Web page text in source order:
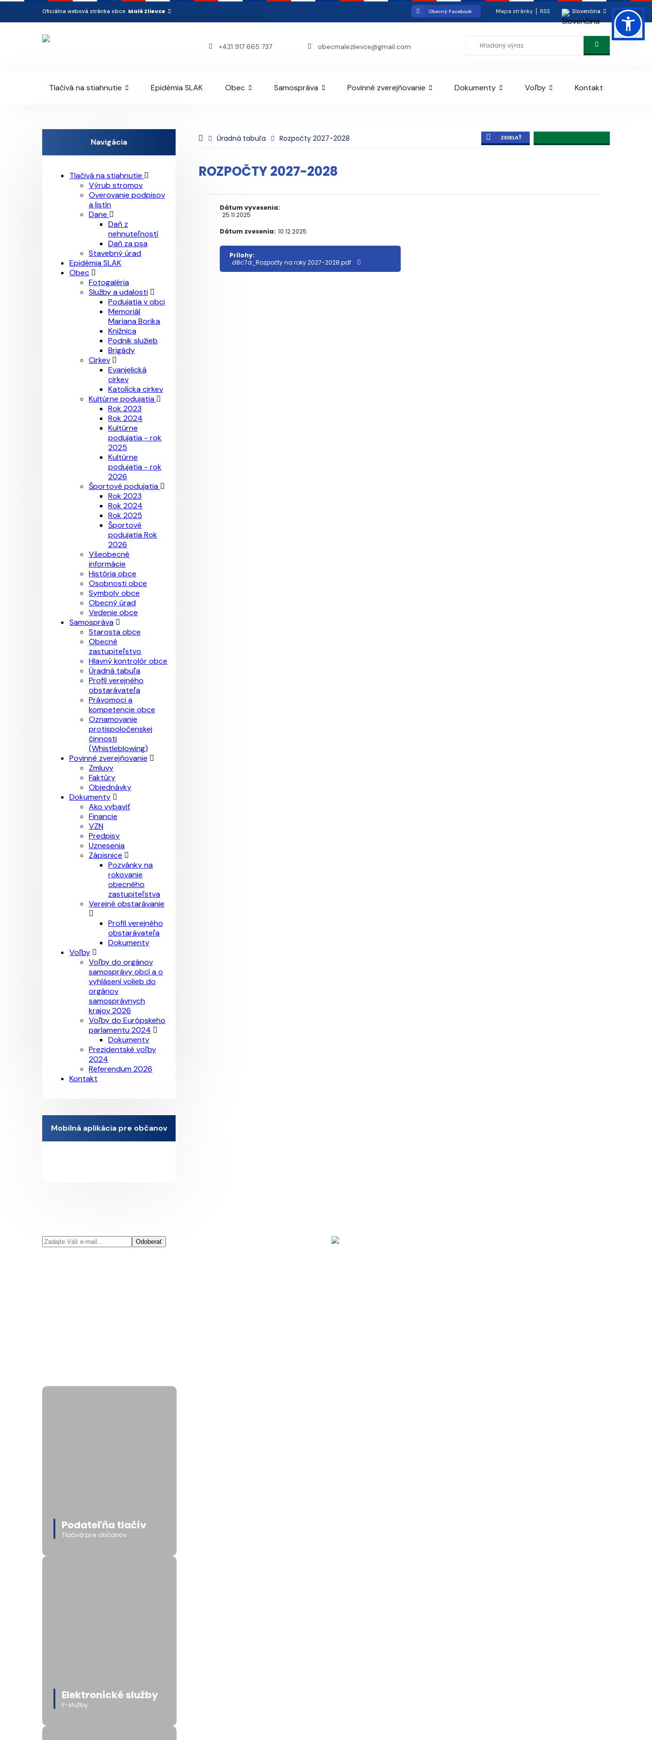
Oficiálna webová stránka obce Malé Zlievce Obecný Facebook Mapa stránky RSS Slovenčina
+421 917 665 737 obecmalezlievce@gmail.com
Tlačivá na stiahnutie Epidémia SLAK Obec Samospráva Povinné zverejňovanie Dokumenty Voľby Kontakt
Úradná tabuľa Rozpočty 2027-2028 ZDIELAŤ
ROZPOČTY 2027-2028
Dátum vyvesenia:
25.11.2025
Dátum zvesenia: 10.12.2025
Prílohy:
d8c7d_Rozpočty na roky 2027-2028.pdf
Navigácia
Tlačivá na stiahnutie
Výrub stromov
Overovanie podpisov
a listín
Dane
Daň z
nehnuteľností
Daň za psa
Stavebný úrad
Epidémia SLAK
Obec
Fotogaléria
Služby a udalosti
Podujatia v obci
Memoriál
Mariana Borika
Knižnica
Podnik služieb
Brigády
Cirkev
Evanjelická
cirkev
Katolícka cirkev
Kultúrne podujatia
Rok 2023
Rok 2024
Kultúrne
podujatia - rok
2025
Kultúrne
podujatia - rok
2026
Športové podujatia
Rok 2023
Rok 2024
Rok 2025
Športové
podujatia Rok
2026
Všeobecné
informácie
História obce
Osobnosti obce
Symboly obce
Obecný úrad
Vedenie obce
Samospráva
Starosta obce
Obecné
zastupiteľstvo
Hlavný kontrolór obce
Úradná tabuľa
Profil verejného
obstarávateľa
Právomoci a
kompetencie obce
Oznamovanie
protispoločenskej
činnosti
(Whistleblowing)
Povinné zverejňovanie
Zmluvy
Faktúry
Objednávky
Dokumenty
Ako vybaviť
Financie
VZN
Predpisy
Uznesenia
Zápisnice
Pozvánky na
rokovanie
obecného
zastupiteľstva
Verejné obstarávanie
Profil verejného
obstarávateľa
Dokumenty
Voľby
Voľby do orgánov
samosprávy obcí a o
vyhlásení volieb do
orgánov
samosprávnych
krajov 2026
Voľby do Európskeho
parlamentu 2024
Dokumenty
Prezidentské voľby
2024
Referendum 2026
Kontakt
Mobilná aplikácia pre občanov
Odoberať
Podateľňa tlačív
Tlačivá pre občanov
Elektronické služby
E-služby